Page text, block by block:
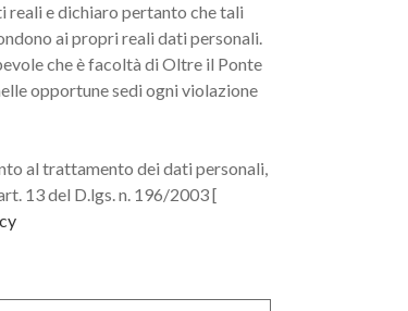
reali e dichiaro pertanto che tali
ai propri reali dati personali.
che è facoltà di Oltre il Ponte
opportune sedi ogni violazione
al trattamento dei dati personali,
13 del D.lgs. n. 196/2003 [